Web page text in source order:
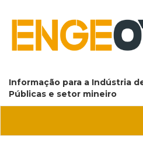
Informação para a Indústria
Públicas e setor mineiro